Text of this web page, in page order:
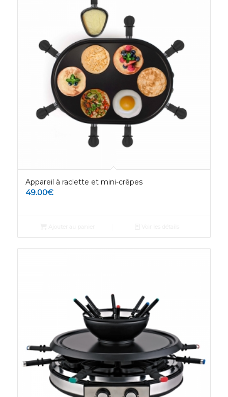
Appareil à raclette et mini-crêpes
49.00€